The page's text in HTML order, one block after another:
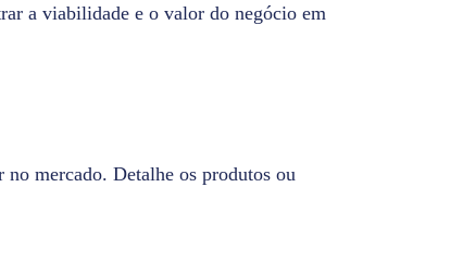
a viabilidade e o valor do negócio em
mercado. Detalhe os produtos ou